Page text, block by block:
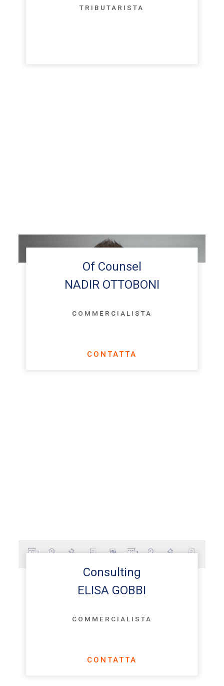
TRIBUTARISTA
Of Counsel
NADIR OTTOBONI
COMMERCIALISTA
CONTATTA
Consulting
ELISA GOBBI
COMMERCIALISTA
CONTATTA